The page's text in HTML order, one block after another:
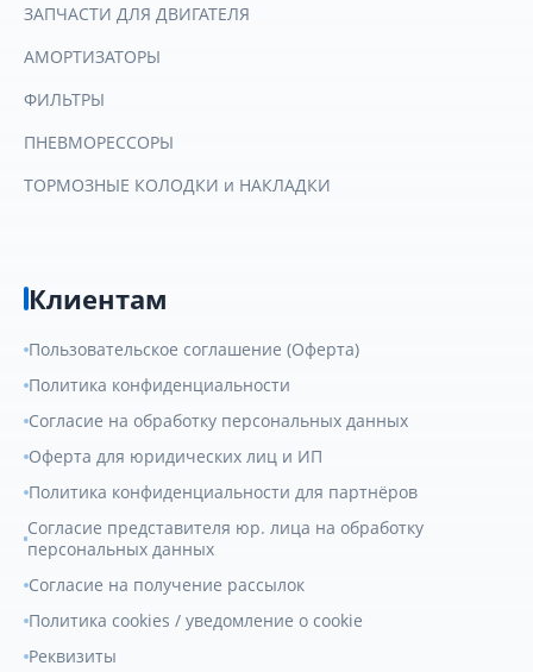
ЗАПЧАСТИ ДЛЯ ДВИГАТЕЛЯ
АМОРТИЗАТОРЫ
ФИЛЬТРЫ
ПНЕВМОРЕССОРЫ
ТОРМОЗНЫЕ КОЛОДКИ и НАКЛАДКИ
Клиентам
Пользовательское соглашение (Оферта)
Политика конфиденциальности
Согласие на обработку персональных данных
Оферта для юридических лиц и ИП
Политика конфиденциальности для партнёров
Согласие представителя юр. лица на обработку
персональных данных
Согласие на получение рассылок
Политика cookies / уведомление о cookie
Реквизиты